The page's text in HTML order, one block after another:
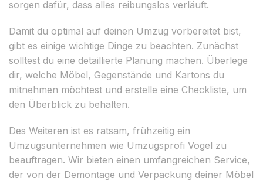
sorgen dafür, dass alles reibungslos verläuft.
Damit du optimal auf deinen Umzug vorbereitet bist,
gibt es einige wichtige Dinge zu beachten. Zunächst
solltest du eine detaillierte Planung machen. Überlege
dir, welche Möbel, Gegenstände und Kartons du
mitnehmen möchtest und erstelle eine Checkliste, um
den Überblick zu behalten.
Des Weiteren ist es ratsam, frühzeitig ein
Umzugsunternehmen wie Umzugsprofi Vogel zu
beauftragen. Wir bieten einen umfangreichen Service,
der von der Demontage und Verpackung deiner Möbel